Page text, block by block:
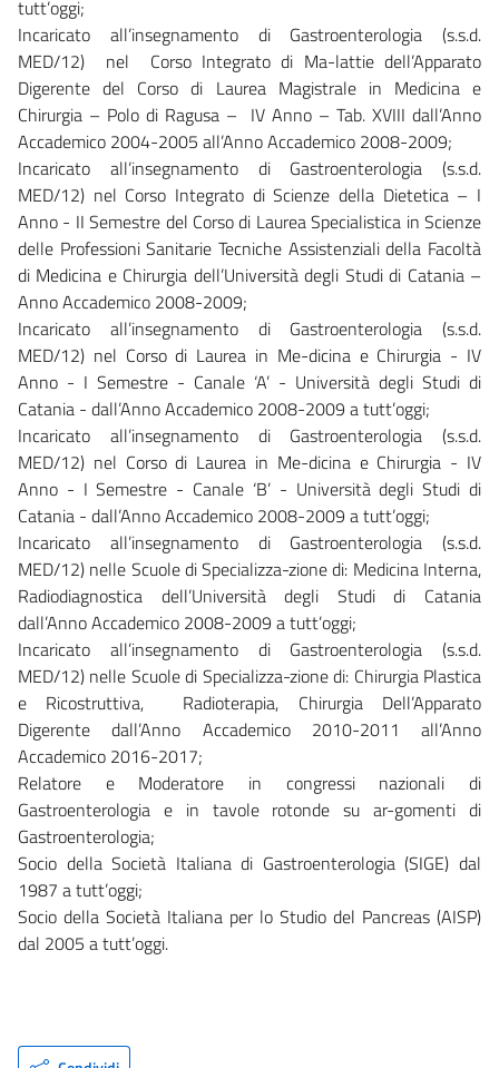
tutt’oggi;
Incaricato all’insegnamento di Gastroenterologia (s.s.d.
MED/12) nel Corso Integrato di Ma-lattie dell’Apparato
Digerente del Corso di Laurea Magistrale in Medicina e
Chirurgia – Polo di Ragusa – IV Anno – Tab. XVIII dall’Anno
Accademico 2004-2005 all’Anno Accademico 2008-2009;
Incaricato all’insegnamento di Gastroenterologia (s.s.d.
MED/12) nel Corso Integrato di Scienze della Dietetica – I
Anno - II Semestre del Corso di Laurea Specialistica in Scienze
delle Professioni Sanitarie Tecniche Assistenziali della Facoltà
di Medicina e Chirurgia dell’Università degli Studi di Catania –
Anno Accademico 2008-2009;
Incaricato all’insegnamento di Gastroenterologia (s.s.d.
MED/12) nel Corso di Laurea in Me-dicina e Chirurgia - IV
Anno - I Semestre - Canale ‘A’ - Università degli Studi di
Catania - dall’Anno Accademico 2008-2009 a tutt’oggi;
Incaricato all’insegnamento di Gastroenterologia (s.s.d.
MED/12) nel Corso di Laurea in Me-dicina e Chirurgia - IV
Anno - I Semestre - Canale ‘B’ - Università degli Studi di
Catania - dall’Anno Accademico 2008-2009 a tutt’oggi;
Incaricato all’insegnamento di Gastroenterologia (s.s.d.
MED/12) nelle Scuole di Specializza-zione di: Medicina Interna,
Radiodiagnostica dell’Università degli Studi di Catania
dall’Anno Accademico 2008-2009 a tutt’oggi;
Incaricato all’insegnamento di Gastroenterologia (s.s.d.
MED/12) nelle Scuole di Specializza-zione di: Chirurgia Plastica
e Ricostruttiva, Radioterapia, Chirurgia Dell’Apparato
Digerente dall’Anno Accademico 2010-2011 all’Anno
Accademico 2016-2017;
Relatore e Moderatore in congressi nazionali di
Gastroenterologia e in tavole rotonde su ar-gomenti di
Gastroenterologia;
Socio della Società Italiana di Gastroenterologia (SIGE) dal
1987 a tutt’oggi;
Socio della Società Italiana per lo Studio del Pancreas (AISP)
dal 2005 a tutt’oggi.